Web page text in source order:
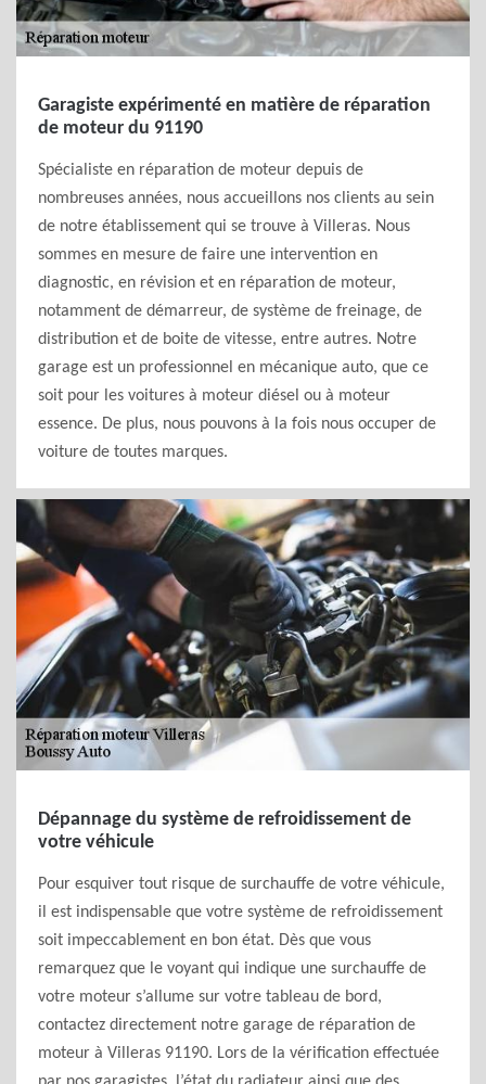
Garagiste expérimenté en matière de réparation
de moteur du 91190
Spécialiste en réparation de moteur depuis de
nombreuses années, nous accueillons nos clients au sein
de notre établissement qui se trouve à Villeras. Nous
sommes en mesure de faire une intervention en
diagnostic, en révision et en réparation de moteur,
notamment de démarreur, de système de freinage, de
distribution et de boite de vitesse, entre autres. Notre
garage est un professionnel en mécanique auto, que ce
soit pour les voitures à moteur diésel ou à moteur
essence. De plus, nous pouvons à la fois nous occuper de
voiture de toutes marques.
Dépannage du système de refroidissement de
votre véhicule
Pour esquiver tout risque de surchauffe de votre véhicule,
il est indispensable que votre système de refroidissement
soit impeccablement en bon état. Dès que vous
remarquez que le voyant qui indique une surchauffe de
votre moteur s’allume sur votre tableau de bord,
contactez directement notre garage de réparation de
moteur à Villeras 91190. Lors de la vérification effectuée